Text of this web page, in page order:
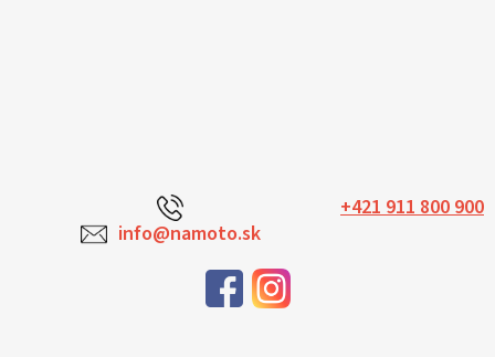
+421 911 800 900
info@namoto.sk